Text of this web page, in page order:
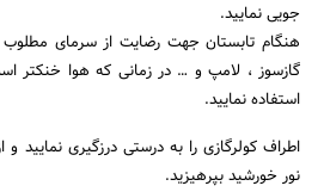
جویی نمایید.
هنگام تابستان جهت رضایت از سرمای مطلوب
گازسوز ، لامپ و … در زمانی که هوا خنکتر
استفاده نمایید.
اطراف کولرگازی را به درستی درزگیری نمایید
نور خورشید بپرهیزید.